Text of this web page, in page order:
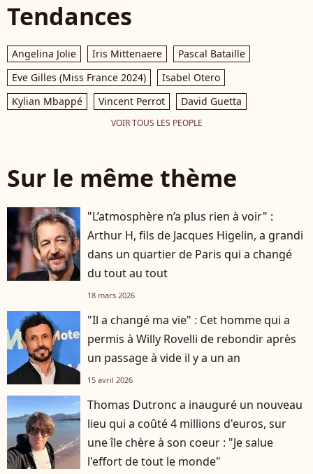
Tendances
Angelina Jolie Iris Mittenaere
Pascal Bataille
Eve Gilles (Miss France 2024)
Isabel Otero
Kylian Mbappé
Vincent Perrot David Guetta
VOIR TOUS LES PEOPLE
Sur le même thème
"L’atmosphère n’a plus rien à voir" :
Arthur H, fils de Jacques Higelin, a grandi
dans un quartier de Paris qui a changé
du tout au tout
18 mars 2026
"Il a changé ma vie" : Cet homme qui a
permis à Willy Rovelli de rebondir après
un passage à vide il y a un an
15 avril 2026
Thomas Dutronc a inauguré un nouveau
lieu qui a coûté 4 millions d'euros, sur
une île chère à son coeur : "Je salue
l'effort de tout le monde"